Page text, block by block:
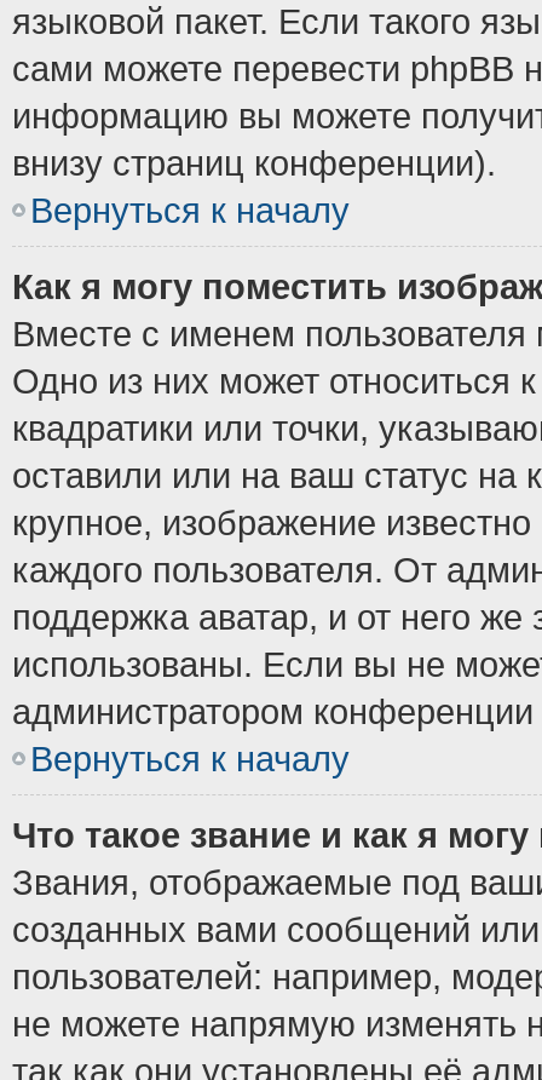
языковой пакет. Если такого
сами можете перевести phpBB
информацию вы можете
внизу страниц конференции).
Вернуться к началу
Как я могу поместить
Вместе с именем пользователя
Одно из них может относиться
квадратики или точки,
оставили или на ваш статус
крупное, изображение
каждого пользователя. От
поддержка аватар, и от него же
использованы. Если вы не
администратором
Вернуться к началу
Что такое звание и как я
Звания, отображаемые под
созданных вами сообщений
пользователей: например,
не можете напрямую изменять
так как они установлены её